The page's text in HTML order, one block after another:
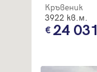
Кръвеник
3922 кв.м.
24 031